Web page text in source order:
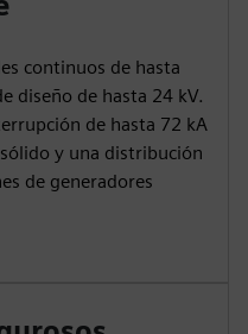
continuos de hasta
diseño de hasta 24 kV.
de hasta 72 kA
y una distribución
de generadores